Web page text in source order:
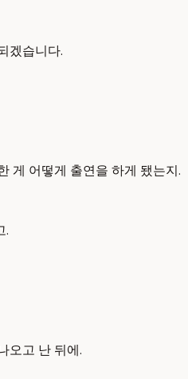
겠습니다.
게 어떻게 출연을 하게 됐는지.
.
오고 난 뒤에.